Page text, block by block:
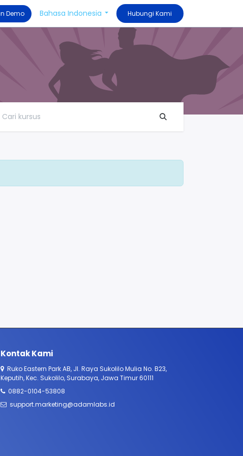
Demo Bahasa Indonesia ​​​​​​​​​Hubungi Kami
Kontak Kami
Ruko Eastern Park AB, Jl. Raya Sukolilo Mulia No. B23,
Keputih, Kec. Sukolilo, Surabaya, Jawa Timur 60111
0882-0104-53808
support.marketing@adamlabs.id